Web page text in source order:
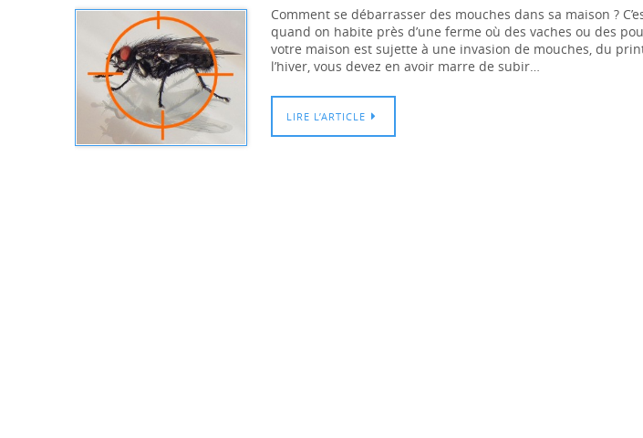
Comment se débarrasser des mouches dans sa maison ?
quand on habite près d’une ferme où des vaches ou des
votre maison est sujette à une invasion de mouches, du
l’hiver, vous devez en avoir marre de subir…
LIRE L’ARTICLE